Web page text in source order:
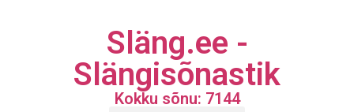
Släng.ee -
Slängisõnastik
Kokku sõnu: 7144